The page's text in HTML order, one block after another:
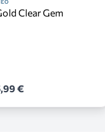
Clear Gem
€